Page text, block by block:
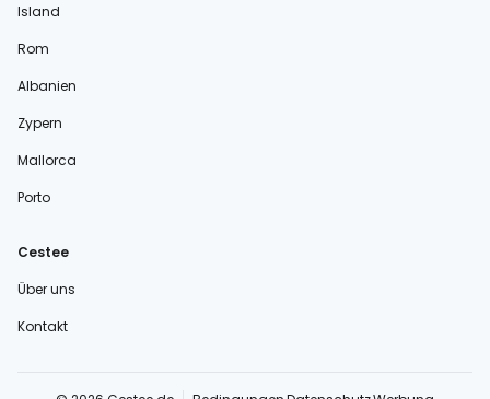
Island
Rom
Albanien
Zypern
Mallorca
Porto
Cestee
Über uns
Kontakt